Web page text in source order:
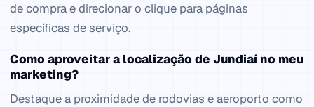
de compra e direcionar o clique para páginas
específicas de serviço.
Como aproveitar a localização de Jundiaí no meu
marketing?
Destaque a proximidade de rodovias e aeroporto como